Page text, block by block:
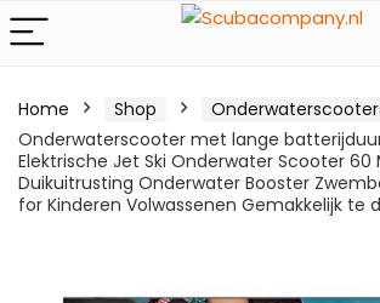
Home Shop
Onderwaterscooter met lange
Elektrische Jet Ski Onderwater Scooter 60
Duikuitrusting Onderwater Booster
for Kinderen Volwassenen Gemakkelijk te